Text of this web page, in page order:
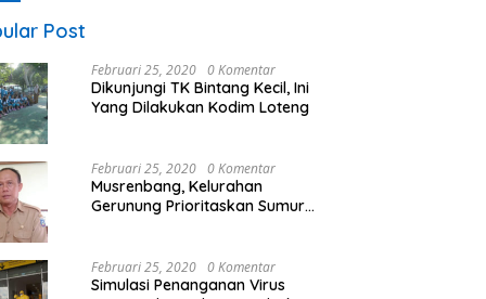
Post
Februari 25, 2020 0 Komentar
Dikunjungi TK Bintang Kecil, Ini
Yang Dilakukan Kodim Loteng
Februari 25, 2020 0 Komentar
Musrenbang, Kelurahan
Gerunung Prioritaskan Sumur
Februari 25, 2020 0 Komentar
Simulasi Penanganan Virus